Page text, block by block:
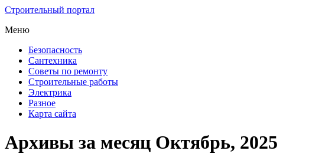
Строительный портал
Меню
Безопасность
Сантехника
Советы по ремонту
Строительные работы
Электрика
Разное
Карта сайта
Архивы за месяц Октябрь, 2025